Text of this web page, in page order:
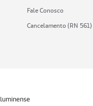
Fale Conosco
Cancelamento (RN 561)